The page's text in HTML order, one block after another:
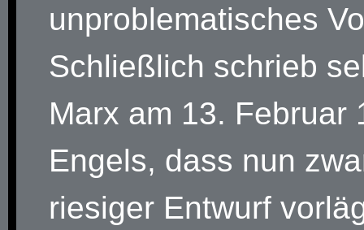
unproblematisches
Schließlich schrieb
Marx am 13. Februar
Engels, dass nun
riesiger Entwurf